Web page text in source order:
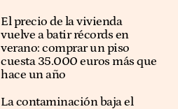
El precio de la vivienda
vuelve a batir récords en
verano: comprar un piso
cuesta 35.000 euros más que
hace un año
La contaminación baja el